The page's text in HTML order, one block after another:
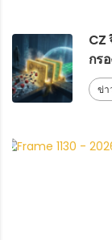
CZ
กรอ
ข่า